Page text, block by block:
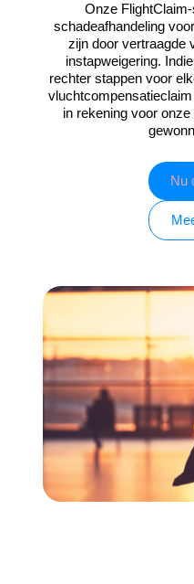
Onze
schadeafhandeling
zijn door vertraagde
instapweigering.
rechter stappen voor
in rekening voor
Nu